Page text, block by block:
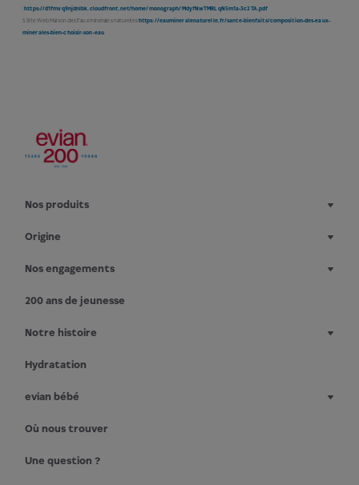
:https://d1fmvq9njdnlbk.cloudfront.net/home/monograph/MdyfNwTMRLqN5m1a-3c2TA.pdf
5. Site Web Maison des Eaux minérales naturelleshttps://eaumineralenaturelle.fr/sante-bienfaits/composition-des-eaux-
minerales-bien-choisir-son-eau
Nos produits
Origine
Nos engagements
200 ans de jeunesse
Notre histoire
Hydratation
evian bébé
Où nous trouver
Une question ?